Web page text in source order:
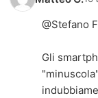
@Stefano
Gli